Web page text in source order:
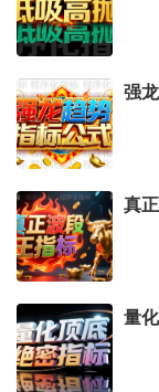
强
真
量